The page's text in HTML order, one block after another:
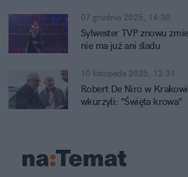
07 grudnia 2025, 14:30
Sylwester TVP znowu
nie ma już ani śladu
10 listopada 2025, 12:31
Robert De Niro w
wkurzyli: "Święta krowa"